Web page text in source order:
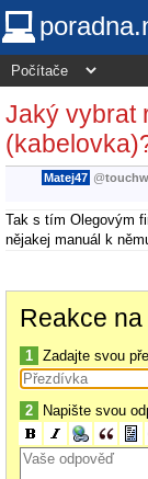
Jaký vybrat
Matej47 @
Tak s tím Olegovým
nějakej manuál k
Reakce
1 Zadajte svou
2 Napište svou